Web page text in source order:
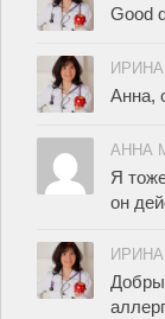
Good
Анна,
АННА
Я
он